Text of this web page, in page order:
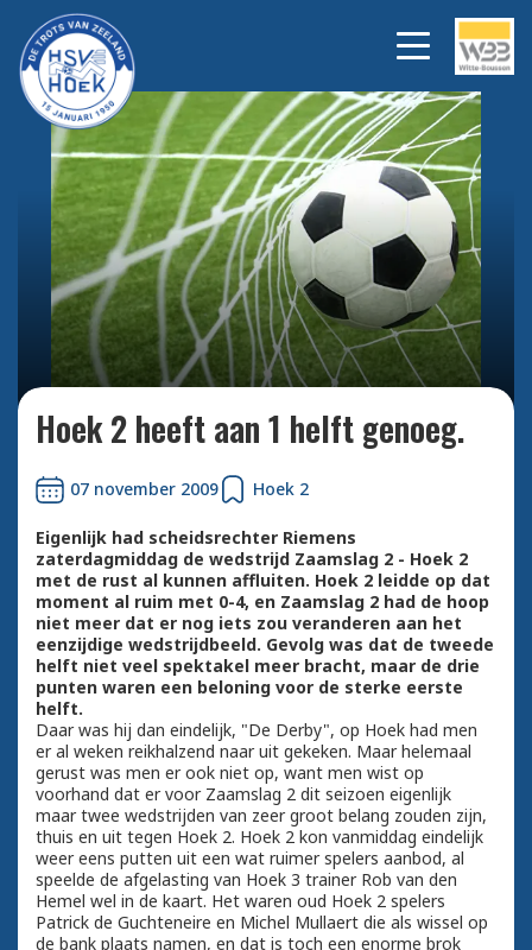
Bekijk alle foto's
Hoek 2 heeft aan 1 helft genoeg.
07 november 2009 Hoek 2
Eigenlijk had scheidsrechter Riemens
zaterdagmiddag de wedstrijd Zaamslag 2 - Hoek 2
met de rust al kunnen affluiten. Hoek 2 leidde op dat
moment al ruim met 0-4, en Zaamslag 2 had de hoop
niet meer dat er nog iets zou veranderen aan het
eenzijdige wedstrijdbeeld. Gevolg was dat de tweede
helft niet veel spektakel meer bracht, maar de drie
punten waren een beloning voor de sterke eerste
helft.
Daar was hij dan eindelijk, "De Derby", op Hoek had men
er al weken reikhalzend naar uit gekeken. Maar helemaal
gerust was men er ook niet op, want men wist op
voorhand dat er voor Zaamslag 2 dit seizoen eigenlijk
maar twee wedstrijden van zeer groot belang zouden zijn,
thuis en uit tegen Hoek 2. Hoek 2 kon vanmiddag eindelijk
weer eens putten uit een wat ruimer spelers aanbod, al
speelde de afgelasting van Hoek 3 trainer Rob van den
Hemel wel in de kaart. Het waren oud Hoek 2 spelers
Patrick de Guchteneire en Michel Mullaert die als wissel op
de bank plaats namen, en dat is toch een enorme brok